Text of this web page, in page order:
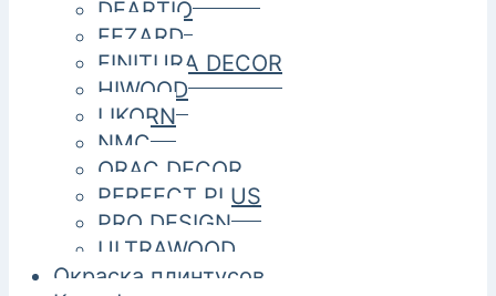
DEARTIO
FEZARD
FINITURA DECOR
HIWOOD
LIKORN
NMC
ORAC DECOR
PERFECT PLUS
PRO DESIGN
ULTRAWOOD
Окраска плинтусов